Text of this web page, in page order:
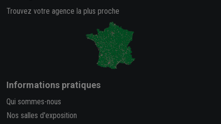
Trouvez votre agence la plus proche
Informations pratiques
Qui sommes-nous
Nos salles d'exposition